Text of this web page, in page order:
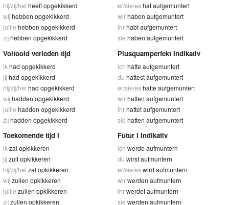
hij/zij/hetheeft opgekikkerd
wijhebben opgekikkerd
jullie hebben opgekikkerd
zijhebben opgekikkerd
er/sie/eshat aufgemuntert
wirhaben aufgemuntert
ihrhabt aufgemuntert
sie haben aufgemuntert
Voltooid verleden tijd
ik had opgekikkerd
jijhad opgekikkerd
hij/zij/hethad opgekikkerd
wijhadden opgekikkerd
jullie hadden opgekikkerd
zijhadden opgekikkerd
Plusquamperfekt Indikativ
ich hatte aufgemuntert
du hattest aufgemuntert
er/sie/eshatte aufgemuntert
wirhatten aufgemuntert
ihrhattet aufgemuntert
sie hatten aufgemuntert
Toekomende tijd I
ik zal opkikkeren
jijzult opkikkeren
hij/zij/hetzal opkikkeren
wijzullen opkikkeren
jullie zullen opkikkeren
zijzullen opkikkeren
Futur I Indikativ
ich werde aufmuntern
du wirst aufmuntern
er/sie/eswird aufmuntern
wirwerden aufmuntern
ihrwerdet aufmuntern
sie werden aufmuntern